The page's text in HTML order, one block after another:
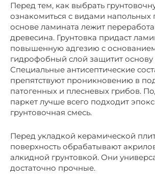
Перед тем, как выбрать
ознакомиться с видами напольных
основе ламината лежит
древесина. Грунтовка придаст
повышенную адгезию с
гидрофобный слой защитит основу
Специальные антисептические
препятствуют проникновению в
патогенных и плесневых грибов.
паркет лучше всего подходит
грунтовочная смесь.
Перед укладкой керамической
поверхность обрабатывают
алкидной грунтовкой. Они
достаточно прочные.